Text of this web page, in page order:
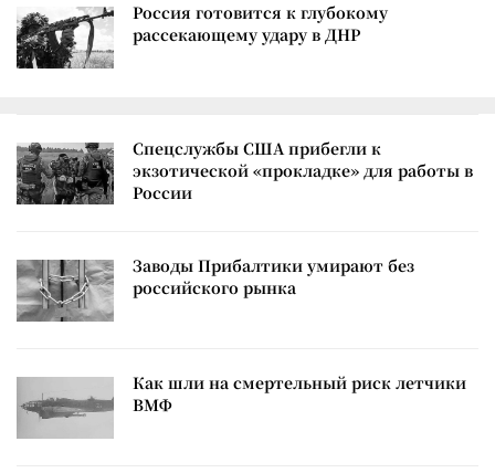
Россия готовится к глубокому
рассекающему удару в ДНР
Спецслужбы США прибегли к
экзотической «прокладке» для работы в
России
Заводы Прибалтики умирают без
российского рынка
Как шли на смертельный риск летчики
ВМФ